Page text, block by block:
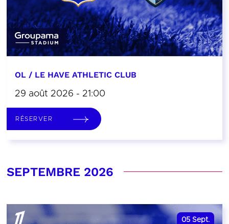
OL / LE HAVE ATHLETIC CLUB
29 août 2026 - 21:00
RÉSERVER
SEPTEMBRE 2026
05 Sept.